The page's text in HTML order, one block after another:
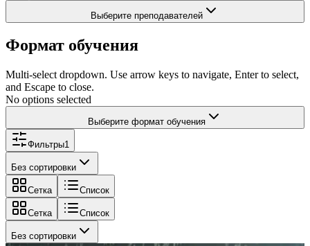
Выберите преподавателей
Формат обучения
Multi-select dropdown. Use arrow keys to navigate, Enter to select,
and Escape to close.
No options selected
Выберите формат обучения
Фильтры1
Без сортировки
Сетка Список
Сетка Список
Без сортировки